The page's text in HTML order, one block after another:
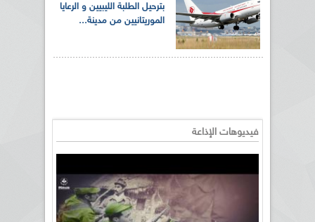
بترحيل الطلبة الليبيين و الرعايا
الموريتانيين من مدينة...
فيديوهات الإذاعة